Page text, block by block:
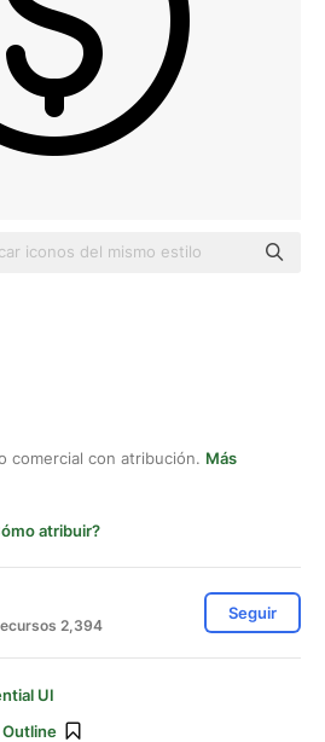
comercial con atribución. Más
atribuir?
2,394
Seguir
UI